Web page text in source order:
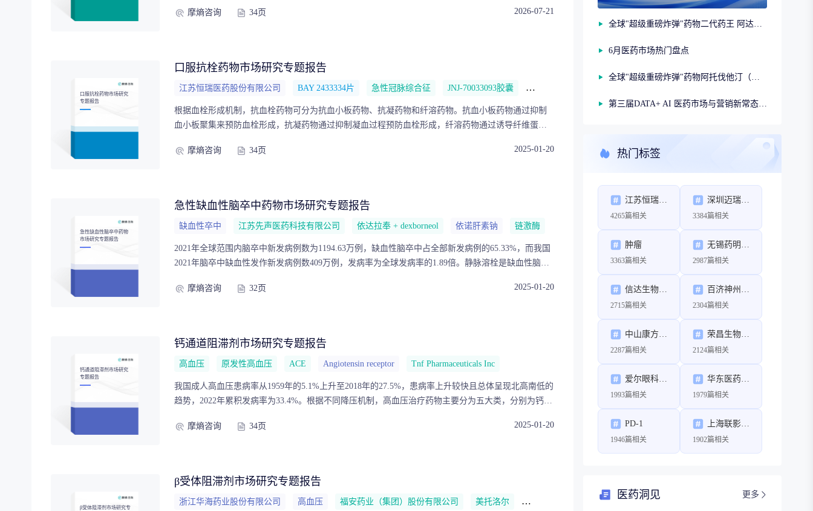
New Biologic Approvals底表中的新分子实体和CDER审评的新治疗性生物制品；不纳入CBER疫苗、细
化为中国创新药出海中的资产可信度和FDA-ready证据包建设启示。·FDA新药批准保持较高产出，审
评可预测性突出2021–2025年，FDA CDER新药批准数量整体维持较高水平，孤儿药、First-in-Class、
Priority Review、First Cycle Approval和First in U.S.等指标显示，美国审评体系在时程管理和批准先发
型、后线治疗需求和早期疗效终点支持。非肿瘤方向则呈现更强场景分化：感染领域强调公共卫生价
值，神经精神方向关注功能改善与终点解释，慢病领域更重视长期获益和安全性验证。·FDA加速工具
为可审评、可验证、可管理的证据路径。·中国创新药出海宜从临床数据展示走向FDA-ready证据资产
建设对中国创新药而言，出海机会取决于资产能否形成海外临床差异化价值与FDA证据可审评性的双
设，有助于提升FDA沟通质量、合作方验证效率和后续开发接续能力。
摩熵咨询 34页 2026-07-21
口服抗栓药物市场研究
专题报告
口服抗栓药物市场研究专题报告
江苏恒瑞医药股份有限公司 BAY 2433334片 急性冠脉综合征 JNJ-70033093胶囊 华润生物医药有限公司
根据血栓形成机制，抗血栓药物可分为抗血小板药物、抗凝药物和纤溶药物。抗血小板药物通过抑制
血小板聚集来预防血栓形成，抗凝药物通过抑制凝血过程预防血栓形成，纤溶药物通过诱导纤维蛋白
口服抗栓药物市场趋势三大方面进行全面分析，为理解中国口服抗栓药物市场的现状和未来趋势提供
摩熵咨询 34页 2025-01-20
急性缺血性脑卒中药物
市场研究专题报告
急性缺血性脑卒中药物市场研究专题报告
缺血性卒中 江苏先声医药科技有限公司 依达拉奉 + dexborneol 依诺肝素钠 链激酶
2021年全球范围内脑卒中新发病例数为1194.63万例，缺血性脑卒中占全部新发病例的65.33%，而我国
2021年脑卒中缺血性发作新发病例数409万例，发病率为全球发病率的1.89倍。静脉溶栓是缺血性脑卒
据、急性缺血性脑卒中诊疗指南及药物市场竞争格局和急性缺血性脑卒中药物市场趋势三大方面进行
摩熵咨询 32页 2025-01-20
钙通道阻滞剂市场研究
专题报告
钙通道阻滞剂市场研究专题报告
高血压 原发性高血压 ACE Angiotensin receptor Tnf Pharmaceuticals Inc
我国成人高血压患病率从1959年的5.1%上升至2018年的27.5%，患病率上升较快且总体呈现北高南低的
趋势，2022年累积发病率为33.4%。根据不同降压机制，高血压治疗药物主要分为五大类，分别为钙通
血压流行病学分析、钙通道阻滞剂概述、钙通道阻滞剂市场竞争格局和钙通道阻滞剂市场趋势四大方
摩熵咨询 34页 2025-01-20
β受体阻滞剂市场研究专
β受体阻滞剂市场研究专题报告
浙江华海药业股份有限公司 高血压 福安药业（集团）股份有限公司 美托洛尔 北大医药股份有限公司
全球"超级重磅炸弹"药物二代药王 阿达木单抗（第二期）
6月医药市场热门盘点
全球"超级重磅炸弹"药物阿托伐他汀（第一期）
第三届DATA+ AI 医药市场与营销新常态研讨会
热门标签
江苏恒瑞医药股份有限公司
4265篇相关
深圳迈瑞生物医疗电子股份有限公司
3384篇相关
肿瘤
3363篇相关
无锡药明康德新药开发股份有限公司
2987篇相关
信达生物制药（苏州）有限公司
2715篇相关
百济神州（北京）生物科技有限公司
2304篇相关
中山康方生物医药有限公司
2287篇相关
荣昌生物制药（烟台）股份有限公司
2124篇相关
爱尔眼科医院集团股份有限公司
1993篇相关
华东医药股份有限公司
1979篇相关
PD-1
1946篇相关
上海联影医疗科技股份有限公司
1902篇相关
医药洞见 更多